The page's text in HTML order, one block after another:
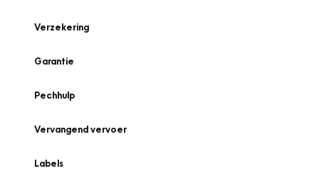
Verzekering
Garantie
Pechhulp
Vervangend vervoer
Labels